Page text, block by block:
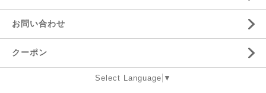
お問い合わせ
クーポン
Select Language ▼